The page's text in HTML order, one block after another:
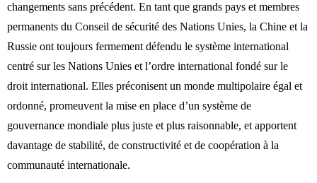
changements sans précédent. En tant que grands pays et membres
permanents du Conseil de sécurité des Nations Unies, la Chine et la
Russie ont toujours fermement défendu le système international
centré sur les Nations Unies et l’ordre international fondé sur le
droit international. Elles préconisent un monde multipolaire égal et
ordonné, promeuvent la mise en place d’un système de
gouvernance mondiale plus juste et plus raisonnable, et apportent
davantage de stabilité, de constructivité et de coopération à la
communauté internationale.